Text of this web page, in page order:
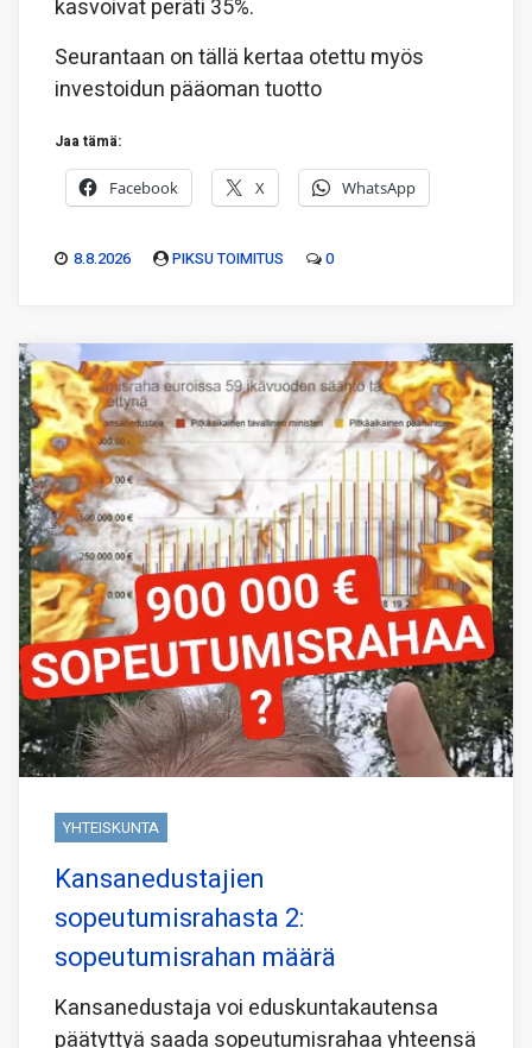
kasvoivat peräti 35%.
Seurantaan on tällä kertaa otettu myös
investoidun pääoman tuotto
Jaa tämä:
Facebook X WhatsApp
8.8.2026 PIKSU TOIMITUS 0
YHTEISKUNTA
Kansanedustajien
sopeutumisrahasta 2:
sopeutumisrahan määrä
Kansanedustaja voi eduskuntakautensa
päätyttyä saada sopeutumisrahaa yhteensä